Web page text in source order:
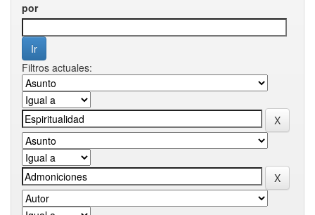
por
Filtros actuales: